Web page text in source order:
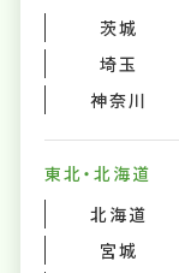
茨城
埼玉
神奈川
東北・北海道
北海道
宮城